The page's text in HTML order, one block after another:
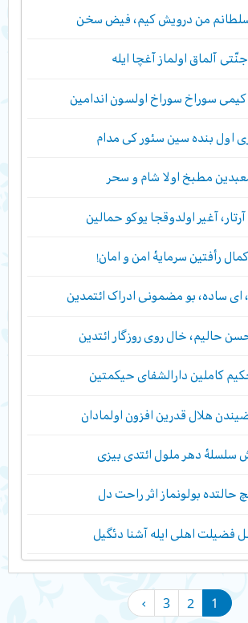
سلطانم من درویش کیم، فیض سخن
جنّتی آلماق اولماز آغچا ایله
کیمی سوراخ سوراخ اولسون اندامین
اول بنده سین سئور کی مدام
مطبخ اولا شام و سحر
آغیر اولدوقجا یوکو حمالین
رأفتین سرمایۀ امن و امان!
ای ساده، بو مضمونی ادراک ائتمدین
حالیم، خال روی روزگار ائتدین
کاملین دارالشفای حیکمتین
هلال قدرین افزون اولمادان
سلسلۀ دهر ملول ائتدی بیزی
حالتده بولونماز اثر راحت دل
فضیلت اهلی ایله آشنا دئگیل
1
2
3
›